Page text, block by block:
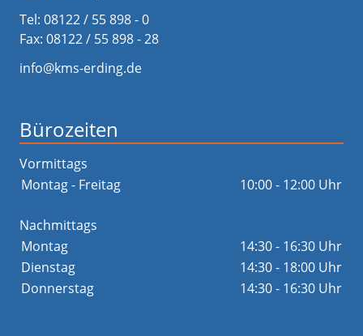
Tel: 08122 / 55 898 - 0
Fax: 08122 / 55 898 - 28
info@kms-erding.de
Bürozeiten
Vormittags
Montag - Freitag
10:00 - 12:00 Uhr
Nachmittags
Montag
14:30 - 16:30 Uhr
Dienstag
14:30 - 18:00 Uhr
Donnerstag
14:30 - 16:30 Uhr